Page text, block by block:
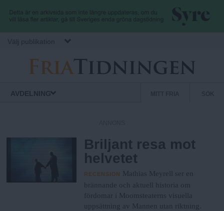
Hoppa till huvudinnehåll
Välj publikation
F
a
AVDELNING
n
ä
r
m
Briljant resa mot
helvetet
RECENSION
Mathias Meyrell ser en
brännande och aktuell historia om
fördomar i Moomsteaterns visuella
uppsättning av Mannen utan riktning.